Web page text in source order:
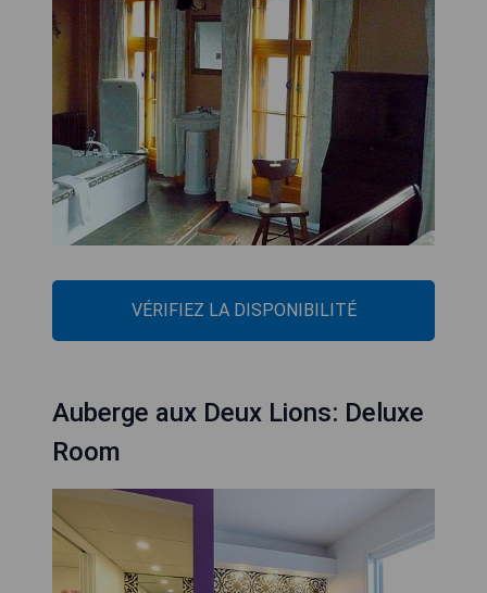
VÉRIFIEZ LA DISPONIBILITÉ
Auberge aux Deux Lions: Deluxe
Room